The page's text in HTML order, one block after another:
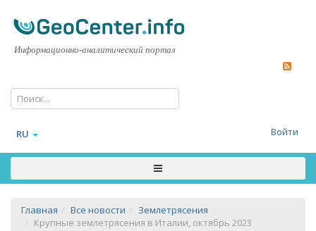
Информационно-аналитический портал
RU Войти
Главная Все новости
Землетрясения
Крупные землетрясения в Италии, октябрь 2023